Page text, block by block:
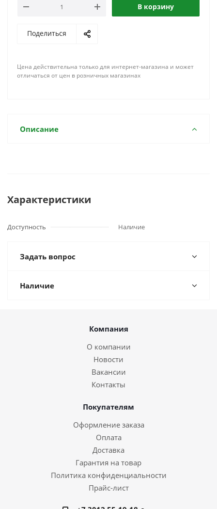
В корзину
Поделиться
Цена действительна только для интернет-магазина и может
отличаться от цен в розничных магазинах
Описание
Характеристики
Доступность Наличие
Задать вопрос
Наличие
Компания
О компании
Новости
Вакансии
Контакты
Покупателям
Оформление заказа
Оплата
Доставка
Гарантия на товар
Политика конфиденциальности
Прайс-лист